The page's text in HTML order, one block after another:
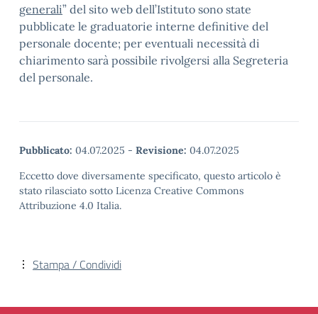
generali” del sito web dell’Istituto sono state
pubblicate le graduatorie interne definitive del
personale docente; per eventuali necessità di
chiarimento sarà possibile rivolgersi alla Segreteria
del personale.
Pubblicato: 04.07.2025 - Revisione: 04.07.2025
Eccetto dove diversamente specificato, questo articolo è
stato rilasciato sotto Licenza Creative Commons
Attribuzione 4.0 Italia.
Stampa / Condividi